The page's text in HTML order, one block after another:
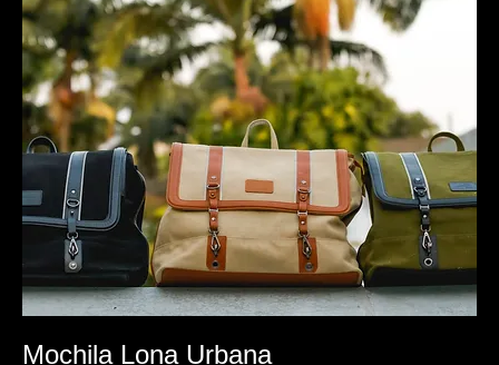
Mochila Lona Urbana